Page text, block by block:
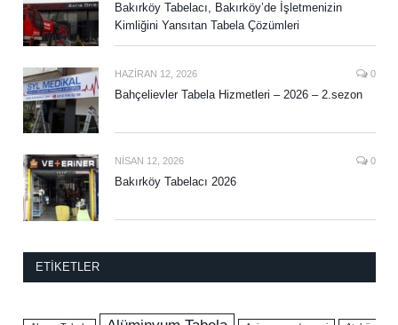
Bakırköy Tabelacı, Bakırköy’de İşletmenizin
Kimliğini Yansıtan Tabela Çözümleri
HAZIRAN 12, 2026 0
Bahçelievler Tabela Hizmetleri – 2026 – 2.sezon
NISAN 12, 2026 0
Bakırköy Tabelacı 2026
ETIKETLER